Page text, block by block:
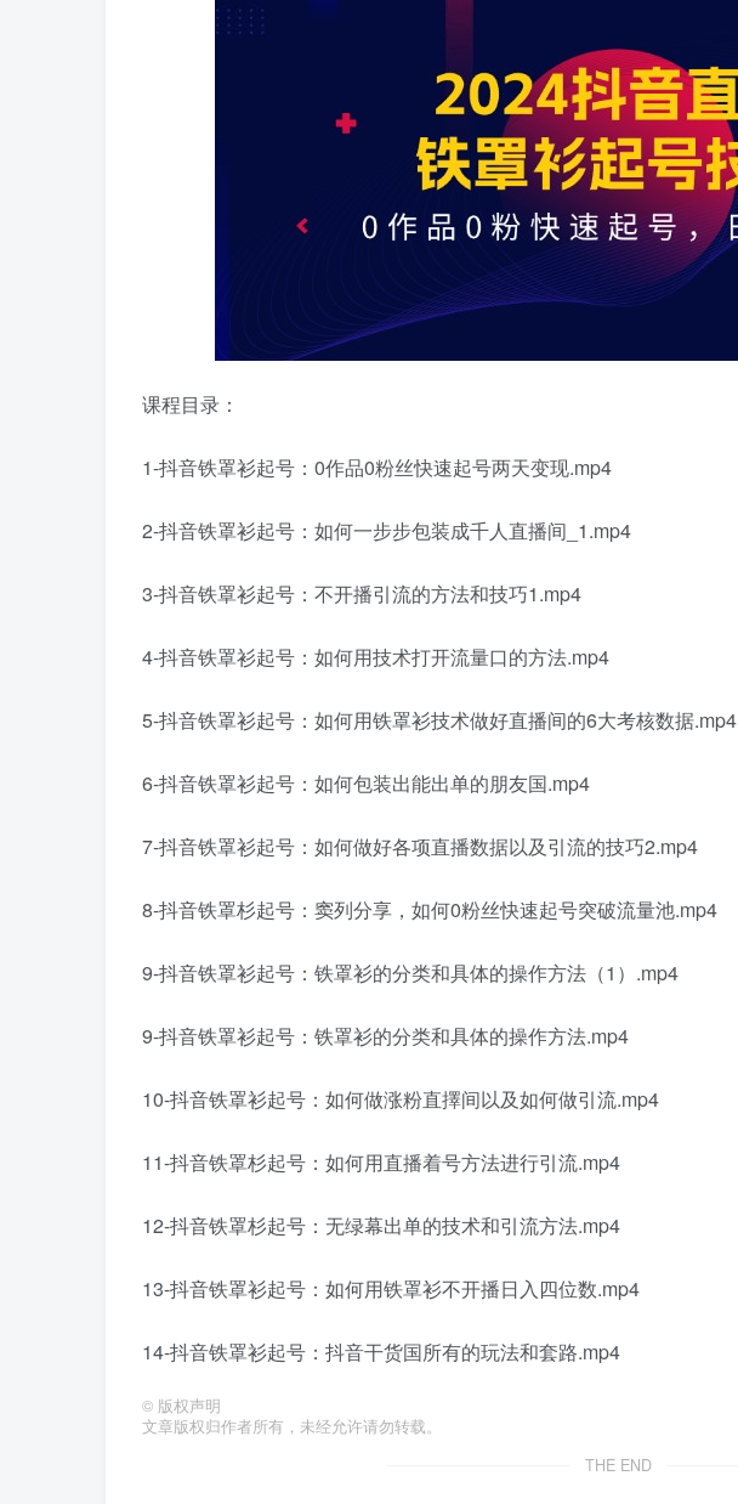
课程目录：
1-抖音铁罩衫起号：0作品0粉丝快速起号两天变现.mp4
2-抖音铁罩衫起号：如何一步步包装成千人直播间_1.mp4
3-抖音铁罩衫起号：不开播引流的方法和技巧1.mp4
4-抖音铁罩衫起号：如何用技术打开流量口的方法.mp4
5-抖音铁罩衫起号：如何用铁罩衫技术做好直播间的6大考核数据.mp4
6-抖音铁罩衫起号：如何包装出能出单的朋友国.mp4
7-抖音铁罩衫起号：如何做好各项直播数据以及引流的技巧2.mp4
8-抖音铁罩杉起号：窦列分享，如何0粉丝快速起号突破流量池.mp4
9-抖音铁罩衫起号：铁罩衫的分类和具体的操作方法（1）.mp4
9-抖音铁罩衫起号：铁罩衫的分类和具体的操作方法.mp4
10-抖音铁罩衫起号：如何做涨粉直擇间以及如何做引流.mp4
11-抖音铁罩杉起号：如何用直播着号方法进行引流.mp4
12-抖音铁罩杉起号：无绿幕出单的技术和引流方法.mp4
13-抖音铁罩衫起号：如何用铁罩衫不开播日入四位数.mp4
14-抖音铁罩衫起号：抖音干货国所有的玩法和套路.mp4
© 版权声明
文章版权归作者所有，未经允许请勿转载。
THE END